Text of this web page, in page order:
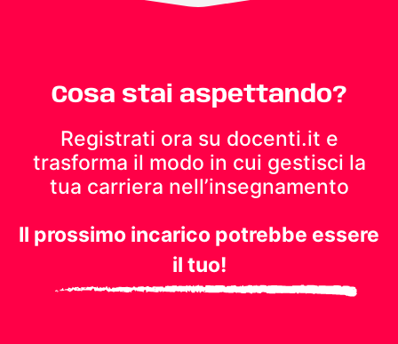
Cosa stai aspettando?
Registrati ora su docenti.it e
trasforma il modo in cui gestisci la
tua carriera nell’insegnamento
Il prossimo incarico potrebbe essere
il tuo!